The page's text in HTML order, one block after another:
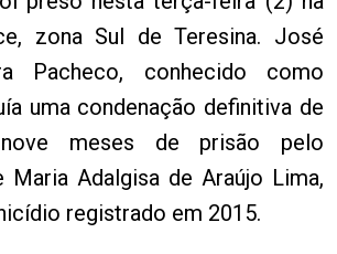
zona Sul de Teresina. José
Pacheco, conhecido como
uma condenação definitiva de
meses de prisão pelo
Maria Adalgisa de Araújo Lima,
registrado em 2015.